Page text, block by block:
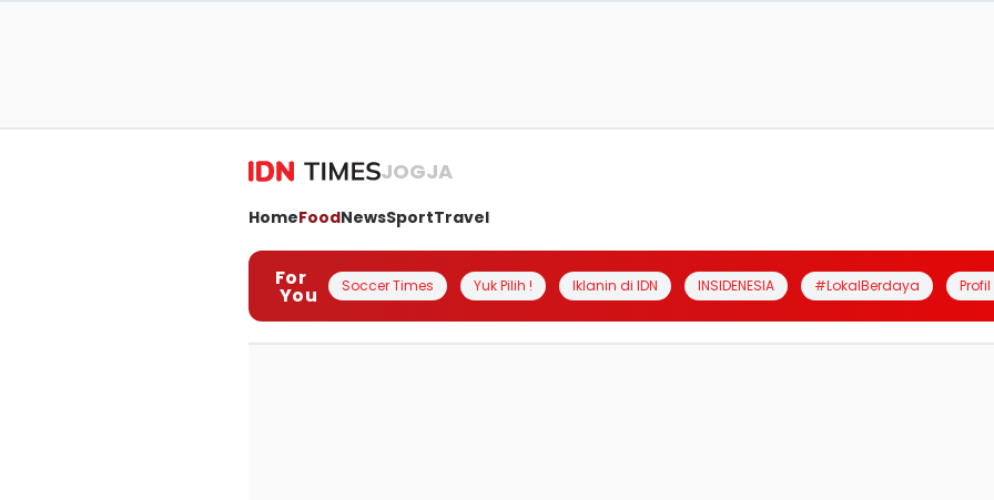
JOGJA
HomeFoodNewsSportTravel
For
You Soccer Times Yuk Pilih ! Iklanin di IDN INSIDENESIA #LokalBerdaya